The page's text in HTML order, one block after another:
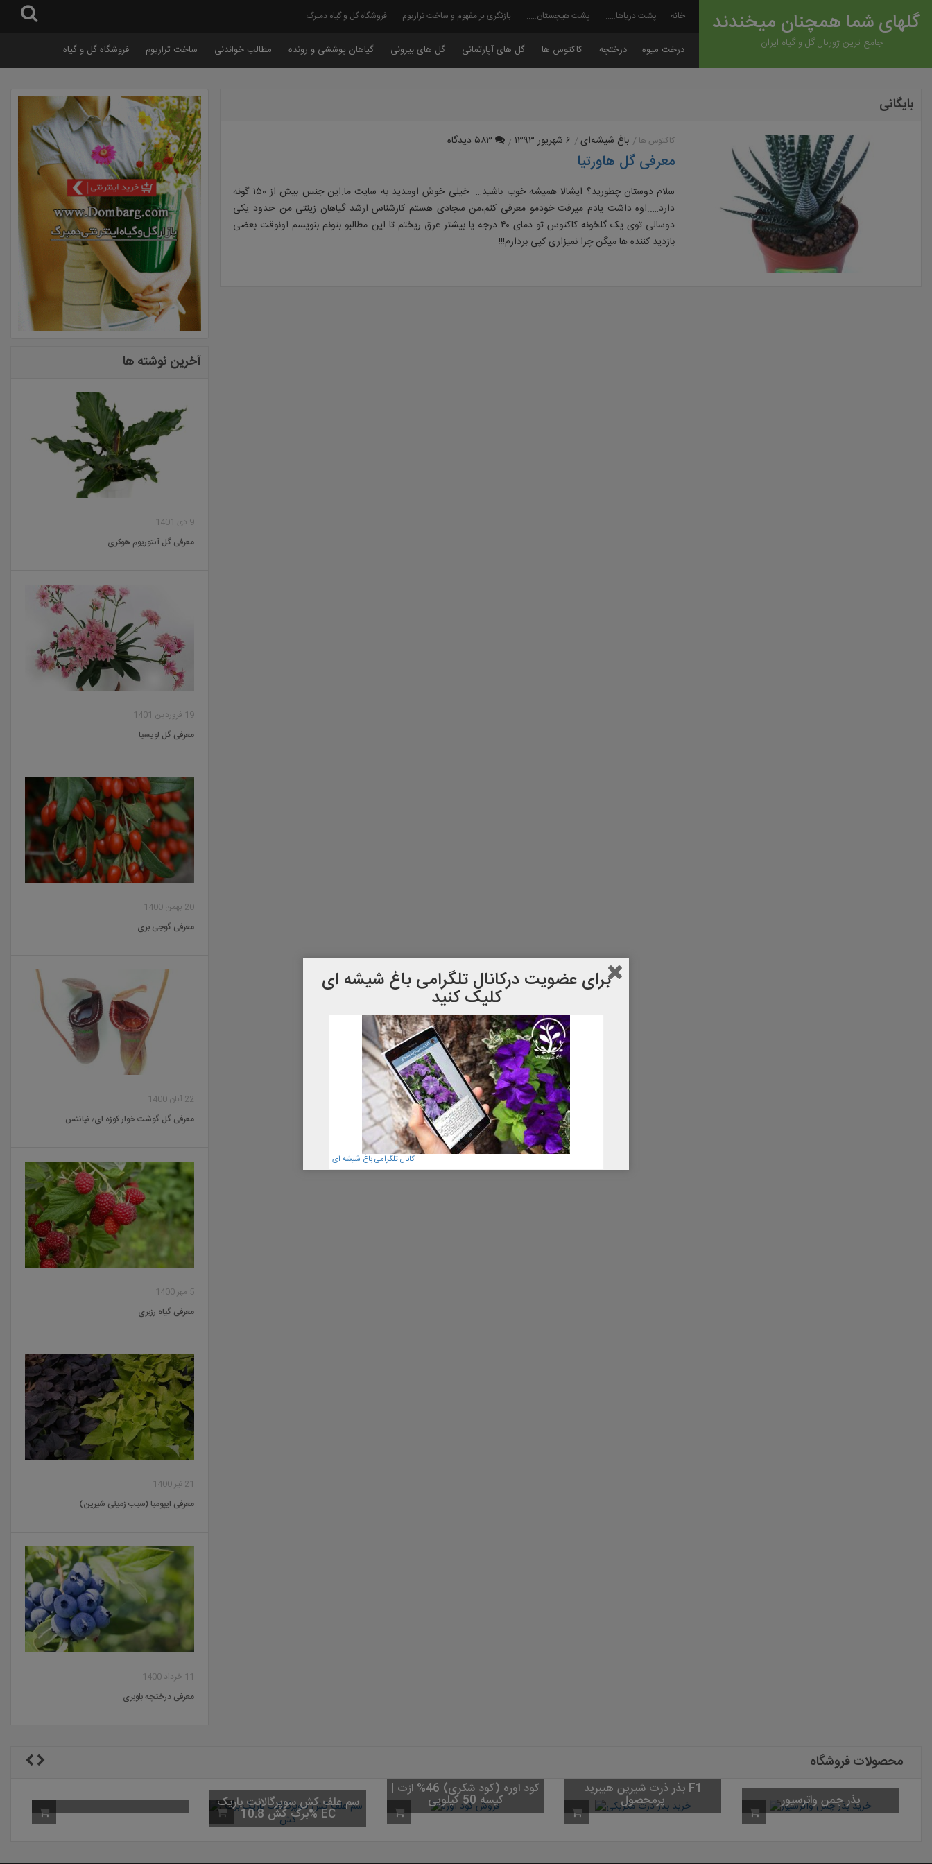
گلهای شما همچنان میخندند
جامع ترین ژورنال گل و گیاه ایران
خانه پشت دریاها….. پشت هیچستان….. بازنگری بر مفهوم و ساخت تراریوم فروشگاه گل و گیاه دمبرگ
درخت میوه درختچه کاکتوس ها گل های آپارتمانی گل های بیرونی گیاهان پوششی و رونده مطالب خواندنی ساخت تراریوم فروشگاه گل و گیاه
بایگانی
کاکتوس ها باغ شیشه‌ای ۶ شهریور ۱۳۹۳ ۵۸۳ دیدگاه
معرفی گل هاورتیا
سلام دوستان چطورید؟ ایشالا همیشه خوب باشید… خیلی خوش اومدید به سایت ما.این جنس بیش از ۱۵۰ گونه
دارد…..اوه داشت یادم میرفت خودمو معرفی کنم،من سجادی هستم کارشناس ارشد گیاهان زینتی من حدود یکی
دوسالی توی یک گلخونه کاکتوس تو دمای ۴۰ درجه یا بیشتر عرق ریختم تا این مطالبو بتونم بنویسم اونوقت بعضی
بازدید کننده ها میگن چرا نمیزاری کپی بردارم!!!
آخرین نوشته ها
9 دی 1401
معرفی گل آنتوریوم هوکری
19 فروردین 1401
معرفی گل لویسیا
20 بهمن 1400
معرفی گوجی بری
22 آبان 1400
معرفی گل گوشت خوار کوزه ای٫ نپانتس
5 مهر 1400
معرفی گیاه رزبری
21 تیر 1400
معرفی ایپومیا (سیب زمینی شیرین)
11 خرداد 1400
معرفی درختچه بلوبری
محصولات فروشگاه
سم علف کش سوپرگالانت باریک
برگ کش 10.8% EC
کود اوره (کود شکری) 46% ازت |
کیسه 50 کیلویی
بذر ذرت شیرین هیبرید F1
پرمحصول بذر چمن واترسیور چمن واتر سیور
برای عضویت دركانال تلگرامی باغ شیشه ای
کلیک کنید
کانال تلگرامی باغ شیشه ای